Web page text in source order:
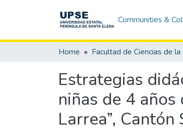
Communities &
Home
Estrategias
niñas de 4 años
Larrea”,